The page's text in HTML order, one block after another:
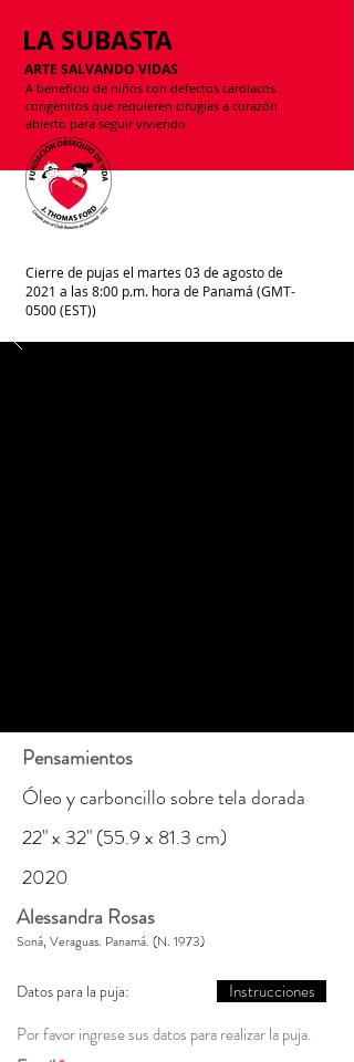
LA SUBASTA
ARTE SALVANDO VIDAS
A beneficio de niños con defectos cardíacos
congénitos que requieren cirugías a corazón
abierto para seguir viviendo
Cierre de pujas el martes 03 de agosto de
2021 a las 8:00 p.m. hora de Panamá (GMT-
0500 (EST))
Pensamientos
Óleo y carboncillo sobre tela dorada
22" x 32" (55.9 x 81.3 cm)
2020
Alessandra Rosas
Soná, Veraguas. Panamá. (N. 1973)
Datos para la puja:
Instrucciones
Por favor ingrese sus datos para realizar la puja.